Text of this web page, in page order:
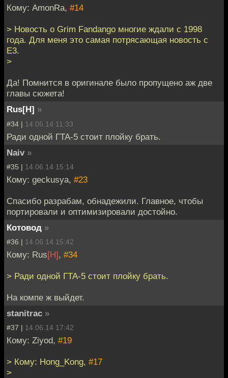
Кому: AmonRa, #14
> Новость о Grim Fandango многие ждали с 1998
года. Для меня это самая потрясающая новость с
E3.
>
Да! Помнится в оригинале было пропущено аж две
главы сюжета!
Rus[H] »
#34 | 14.06.14 11:33
Ради одной ГТА-5 стоит плойку брать.
Naiv »
#35 | 14.06.14 15:14
Кому: geckusya, #23
Спасибо разрабам, обнадежили. Главное, чтобы
портировали и оптимизировали достойно.
Котовод »
#36 | 14.06.14 15:42
Кому: Rus[H], #34
> Ради одной ГТА-5 стоит плойку брать.
На компе ж выйдет.
stanitrac »
#37 | 14.06.14 17:42
Кому: Ziyod, #19
> Кому: Hong_Kong, #17
>